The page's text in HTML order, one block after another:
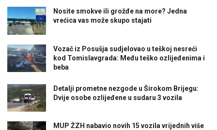
Nosite smokve ili grožđe na more? Jedna
vrećica vas može skupo stajati
Vozač iz Posušja sudjelovao u teškoj nesreći
kod Tomislavgrada: Među teško ozlijeđenima i
beba
Detalji prometne nezgode u Širokom Brijegu:
Dvije osobe ozlijeđene u sudaru 3 vozila
MUP ŽZH nabavio novih 15 vozila vrijednih više